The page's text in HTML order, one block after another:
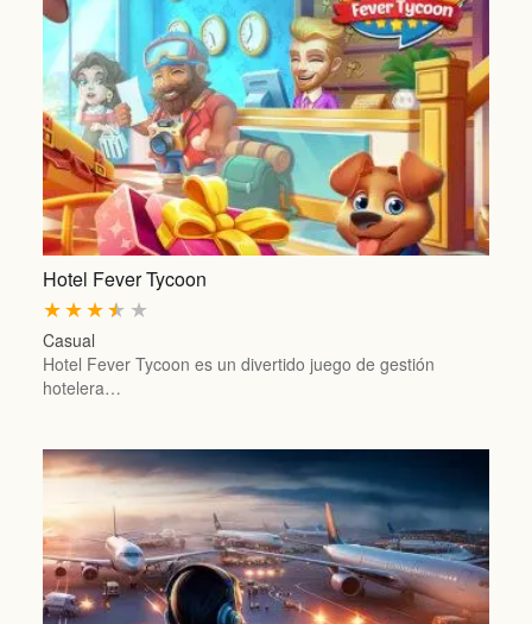
Hotel Fever Tycoon
★
★
★
★
★
Casual
Hotel Fever Tycoon es un divertido juego de gestión
hotelera…